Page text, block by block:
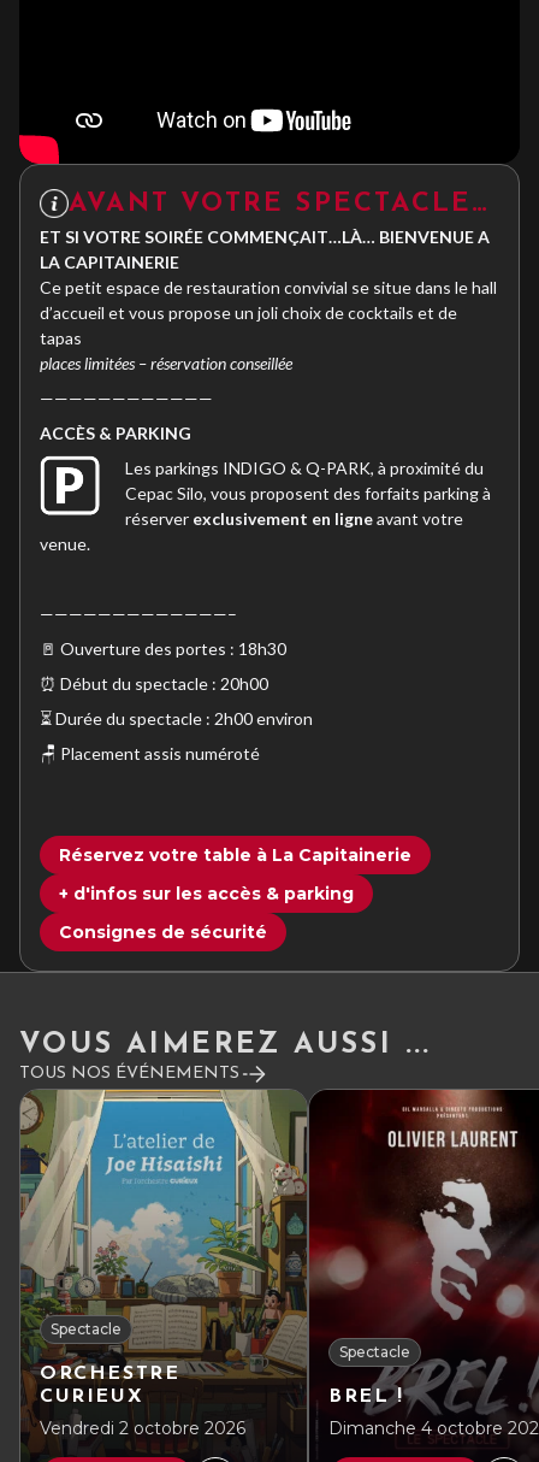
AVANT VOTRE SPECTACLE…
ET SI VOTRE SOIRÉE COMMENÇAIT…LÀ… BIENVENUE A
LA CAPITAINERIE
Ce petit espace de restauration convivial se situe dans le hall
d’accueil et vous propose un joli choix de cocktails et de
tapas
places limitées – réservation conseillée
————————————
ACCÈS & PARKING
Les parkings INDIGO & Q-PARK, à proximité du
Cepac Silo, vous proposent des forfaits parking à
réserver exclusivement en ligneavant votre
venue.
—————————————–
🚪 Ouverture des portes : 18h30
⏰ Début du spectacle : 20h00
⏳ Durée du spectacle : 2h00 environ
🪑 Placement assis numéroté
Réservez votre table à La Capitainerie
+ d'infos sur les accès & parking
Consignes de sécurité
VOUS AIMEREZ AUSSI ...
TOUS NOS ÉVÉNEMENTS
Spectacle
ORCHESTRE
CURIEUX
Vendredi 2 octobre 2026
Spectacle
BREL !
Dimanche 4 octobre